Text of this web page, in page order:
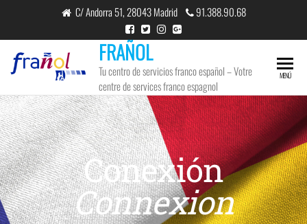
C/ Andorra 51, 28043 Madrid 91.388.90.68
FRAÑOL
Tu centro de servicios franco español – Votre
centre de services franco espagnol
MENÚ
Conexión
Connexion